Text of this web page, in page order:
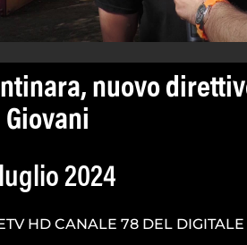
nuovo
2024
HD CANALE 78 DEL DIGITALE